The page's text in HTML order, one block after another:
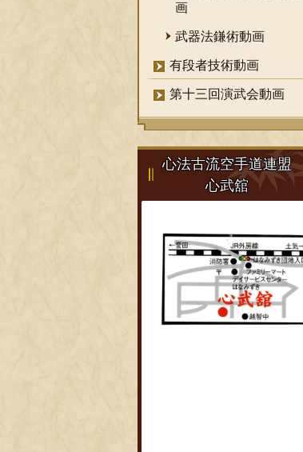
画
武器法鎌術動画
有段者技術動画
第十三回演武会動画
心法古流空手道連盟
心武舘